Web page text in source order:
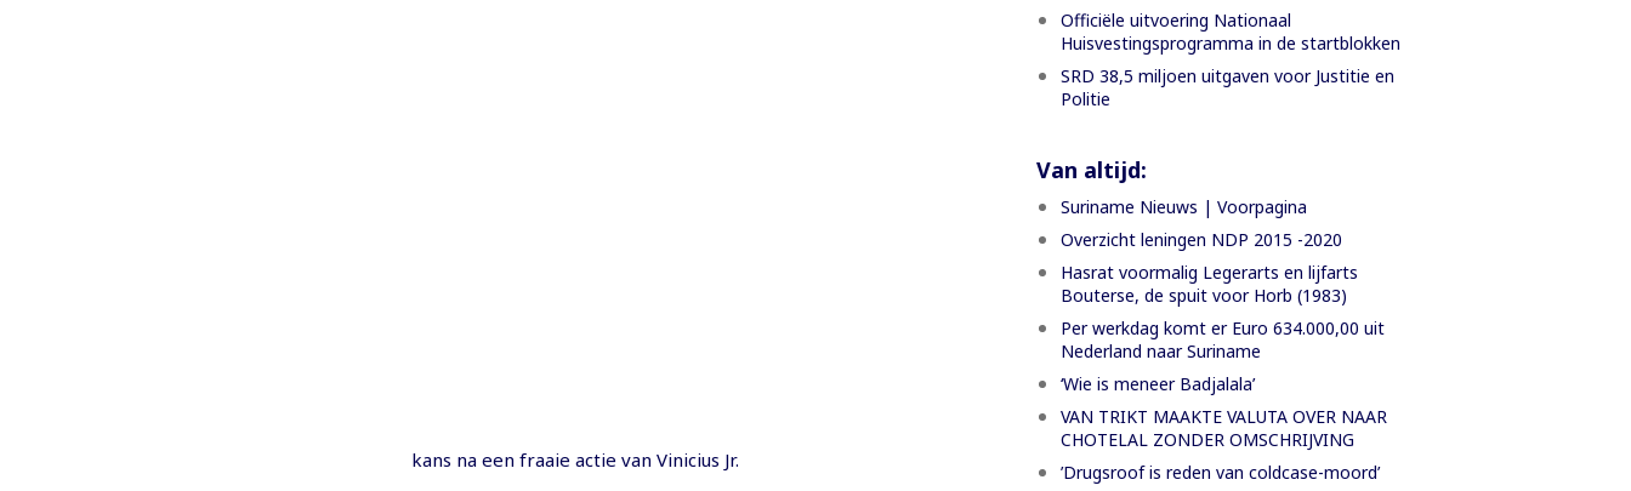
kans na een fraaie actie van Vinicius Jr.
Officiële uitvoering Nationaal
Huisvestingsprogramma in de startblokken
SRD 38,5 miljoen uitgaven voor Justitie en
Politie
Van altijd:
Suriname Nieuws | Voorpagina
Overzicht leningen NDP 2015 -2020
Hasrat voormalig Legerarts en lijfarts
Bouterse, de spuit voor Horb (1983)
Per werkdag komt er Euro 634.000,00 uit
Nederland naar Suriname
‘Wie is meneer Badjalala’
VAN TRIKT MAAKTE VALUTA OVER NAAR
CHOTELAL ZONDER OMSCHRIJVING
’Drugsroof is reden van coldcase-moord’